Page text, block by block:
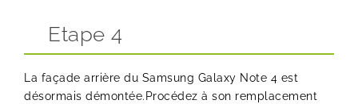
Etape 4
La façade arrière du Samsung Galaxy Note 4 est
désormais démontée.Procédez à son remplacement